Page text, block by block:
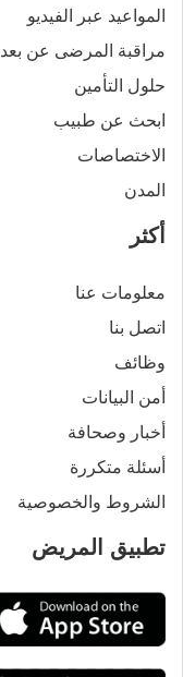
المواعيد عبر الفيديو
مراقبة المرضى عن بعد
حلول التأمين
ابحث عن طبيب
الاختصاصات
المدن
أكثر
معلومات عنا
اتصل بنا
وظائف
أمن البيانات
أخبار وصحافة
أسئلة متكررة
الشروط والخصوصية
تطبيق المريض